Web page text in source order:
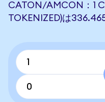
CATON/AMCON：1
TOKENIZED)は